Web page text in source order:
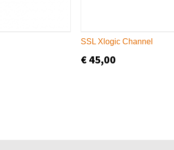
SSL Xlogic Channel
€ 45,00